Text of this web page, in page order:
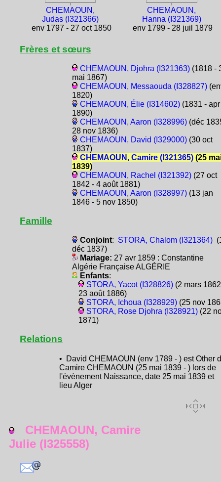
CHEMAOUN,
Judas (I321366)
env 1797 - 27 oct 1850
CHEMAOUN,
Hanna (I321369)
env 1799 - 28 juil 1879
Frères et sœurs
CHEMAOUN, Djohra (I321363)(1818 -
mai 1867)
CHEMAOUN, Messaouda (I328827)
1820)
CHEMAOUN, Élie (I314602)(1831 - apr
1890)
CHEMAOUN, Aaron (I328996)(déc
28 nov 1836)
CHEMAOUN, David (I329000)(30 oct
1837)
CHEMAOUN, Camire (I321365)(25
1839)
CHEMAOUN, Rachel (I321392)(27 oct
1842 - 4 août 1881)
CHEMAOUN, Aaron (I328997)(13 jan
1846 - 5 nov 1850)
Famille
Conjoint: STORA, Chalom (I321364)
déc 1837)
Mariage: 27 avr 1859 : Constantine
Algérie Française ALGÉRIE
Enfants:
STORA, Yacot (I328826)(2 mars
23 août 1886)
STORA, Ichoua (I328929)(25 nov
STORA, Rose Djohra (I328921)(22
1871)
Relations
• David CHEMAOUN (env 1789 - ) est Other
Camire CHEMAOUN (25 mai 1839 - ) lors de
l'évènement Naissance, date 25 mai 1839 et
lieu Alger
CHEMAOUN, Camire
Julie (I325558)